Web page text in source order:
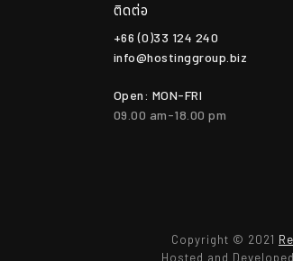
ติดต่อ
+66 (0)33 124 240
info@hostinggroup.biz
Open: MON-FRI
​09.00 am-18.00 pm
Copyright © 2021
Hosted and